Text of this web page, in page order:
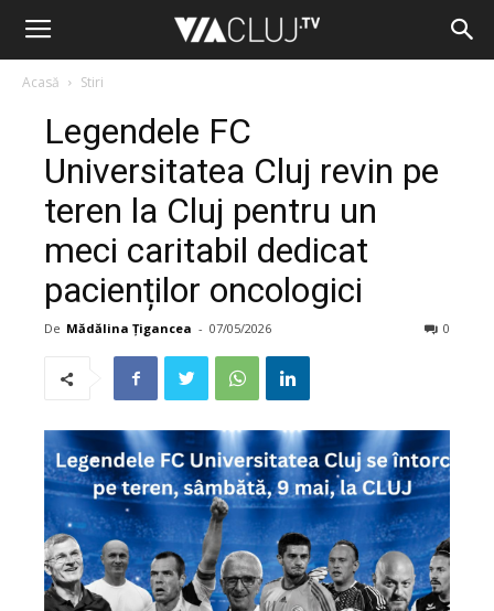
Acasă Stiri
Legendele FC
Universitatea Cluj revin pe
teren la Cluj pentru un
meci caritabil dedicat
pacienților oncologici
De Mădălina Țigancea - 07/05/2026 0